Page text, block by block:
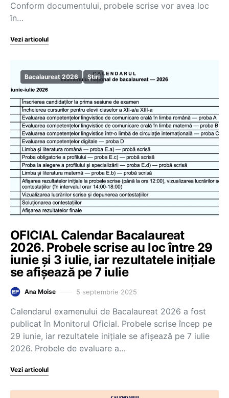
Conform documentului, probele scrise vor avea loc
în…
Vezi articolul
Bacalaureat 2026 Știri
OFICIAL Calendar Bacalaureat
2026. Probele scrise au loc între 29
iunie și 3 iulie, iar rezultatele inițiale
se afișează pe 7 iulie
Ana Moise 5 septembrie 2025
Calendarul examenului de Bacalaureat 2026 a fost
publicat în Monitorul Oficial. Probele scrise încep pe
29 iunie, iar rezultatele inițiale se afișează pe 7 iulie
2026. Probele de evaluare a…
Vezi articolul